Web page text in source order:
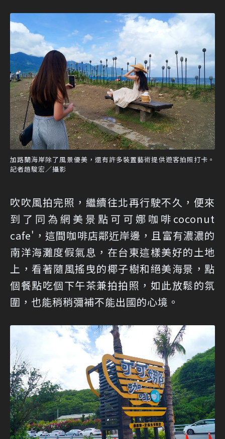
加路蘭海岸除了風景優美，還有許多裝置藝術提供遊客拍照打卡。
記者趙駿宏／攝影
吹吹風拍完照，繼續往北再行駛不久，便來
到了同為網美景點可可娜咖啡coconut
cafe'，這間咖啡店鄰近岸邊，且富有濃濃的
南洋海灘度假氣息，在台東這樣美好的土地
上，看著隨風搖曳的椰子樹和絕美海景，點
個餐點吃個下午茶兼拍拍照，如此放鬆的氛
圍，也能稍稍彌補不能出國的心境。